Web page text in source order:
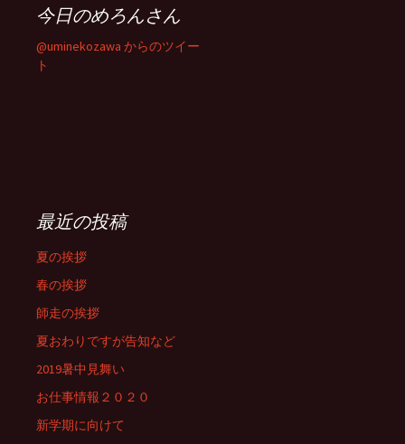
今日のめろんさん
@uminekozawa からのツイー
ト
最近の投稿
夏の挨拶
春の挨拶
師走の挨拶
夏おわりですが告知など
2019暑中見舞い
お仕事情報２０２０
新学期に向けて